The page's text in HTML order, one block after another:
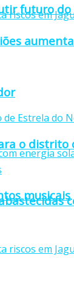
futuro do
o distrito
musicais